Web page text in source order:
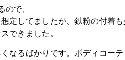
ので、
定してましたが、鉄粉の付着
できました。
なるばかりです。ボディコー